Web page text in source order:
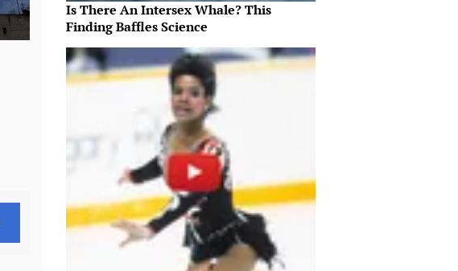
Is There An Intersex Whale? This
Finding Baffles Science